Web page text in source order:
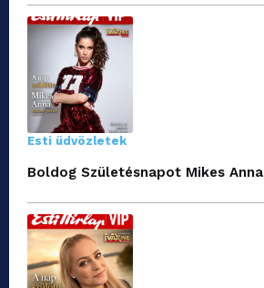
Esti üdvözletek
Boldog Születésnapot Mikes Anna